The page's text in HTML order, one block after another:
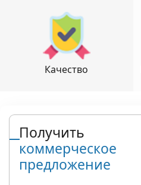
Качество
Получить
коммерческое
предложение